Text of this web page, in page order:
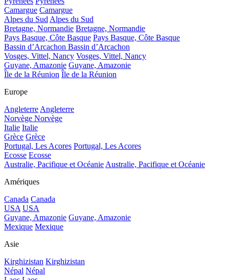
Camargue Camargue
Alpes du Sud Alpes du Sud
Bretagne, Normandie Bretagne, Normandie
Pays Basque, Côte Basque Pays Basque, Côte Basque
Bassin d’Arcachon Bassin d’Arcachon
Vosges, Vittel, Nancy Vosges, Vittel, Nancy
Guyane, Amazonie Guyane, Amazonie
Île de la Réunion Île de la Réunion
Europe
Angleterre Angleterre
Norvège Norvège
Italie Italie
Grèce Grèce
Portugal, Les Acores Portugal, Les Acores
Ecosse Ecosse
Australie, Pacifique et Océanie Australie, Pacifique et Océanie
Amériques
Canada Canada
USA USA
Guyane, Amazonie Guyane, Amazonie
Mexique Mexique
Asie
Kirghizistan Kirghizistan
Népal Népal